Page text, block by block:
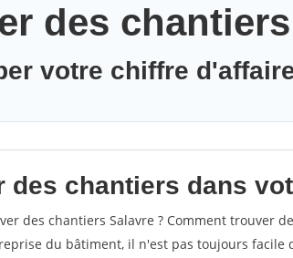
des
votre chiffre
des chantiers dans
des chantiers Salavre ? Comment trouver
du bâtiment, il n'est pas toujours facile